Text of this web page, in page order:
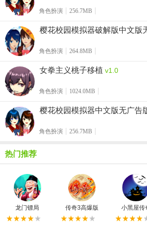
角色扮演 256.7MB
樱花校园模拟器破解版中文版
角色扮演 264.8MB
女拳主义桃子移植 v1.0
角色扮演 1024.0MB
樱花校园模拟器中文版无广告
角色扮演 256.7MB
热门推荐
龙门镖局 传奇3高爆版 小黑屋传